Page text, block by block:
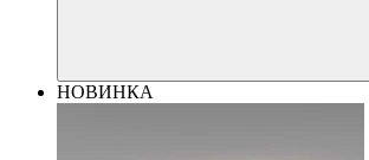
НОВИНКА